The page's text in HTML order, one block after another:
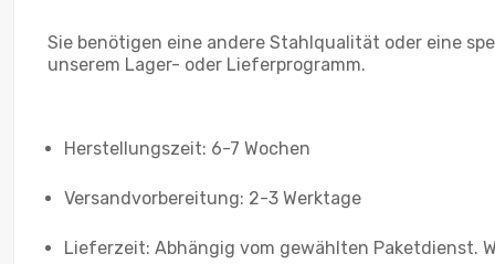
Sie benötigen eine andere Stahlqualität oder eine
unserem Lager- oder Lieferprogramm.
Herstellungszeit: 6-7 Wochen
Versandvorbereitung: 2-3 Werktage
Lieferzeit: Abhängig vom gewählten Paketdienst.